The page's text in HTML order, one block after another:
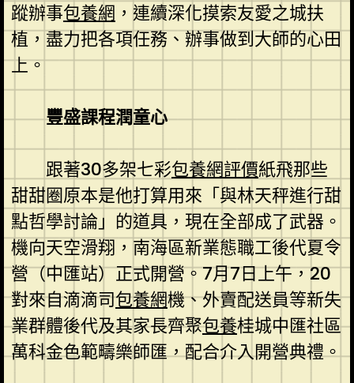
蹤辦事包養網 ，連續深化摸索友愛之城扶
植，盡力把各項任務、辦事做到大師的心田
上。
豐盛課程潤童心
跟著30多架七彩包養網評價紙飛那些
甜甜圈原本是他打算用來「與林天秤進行甜
點哲學討論」的道具，現在全部成了武器。
機向天空滑翔，南海區新業態職工後代夏令
營（中匯站）正式開營。7月7日上午，20
對來自滴滴司包養網機、外賣配送員等新失
業群體後代及其家長齊聚包養桂城中匯社區
萬科金色範疇樂師匯，配合介入開營典禮。